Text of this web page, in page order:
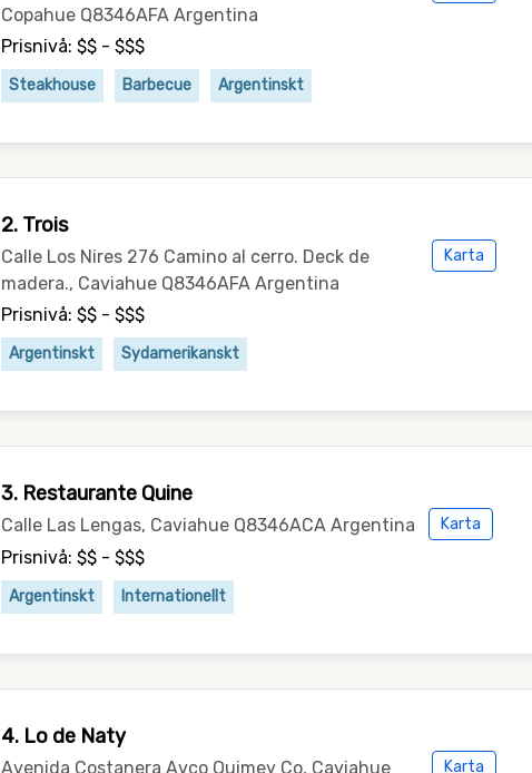
Copahue Q8346AFA Argentina
Prisnivå: $$ - $$$
Steakhouse Barbecue Argentinskt
2. Trois
Calle Los Nires 276 Camino al cerro. Deck de
madera., Caviahue Q8346AFA Argentina
Karta
Prisnivå: $$ - $$$
Argentinskt Sydamerikanskt
3. Restaurante Quine
Calle Las Lengas, Caviahue Q8346ACA Argentina Karta
Prisnivå: $$ - $$$
Argentinskt Internationellt
4. Lo de Naty
Avenida Costanera Avco Quimey Co, Caviahue
Karta